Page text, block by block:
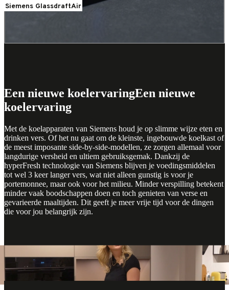
Siemens GlassdraftAir
Een nieuwe koelervaringEen nieuwe
koelervaring
Met de koelapparaten van Siemens houd je op slimme wijze eten en
drinken vers. Of het nu gaat om de kleinste, ingebouwde koelkast of
de meest imposante side-by-side-modellen, ze zorgen allemaal voor
langdurige versheid en ultiem gebruiksgemak. Dankzij de
hyperFresh technologie van Siemens blijven je voedingsmiddelen
tot wel 3 keer langer vers, wat niet alleen gunstig is voor je
portemonnee, maar ook voor het milieu. Minder verspilling betekent
minder vaak boodschappen doen en toch genieten van verse en
gevarieerde maaltijden. Dit geeft je meer vrije tijd voor de dingen
die voor jou belangrijk zijn.